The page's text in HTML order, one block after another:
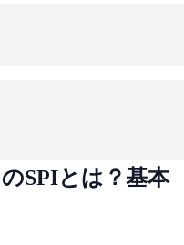
のSPIとは？基本